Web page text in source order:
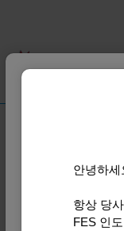
웹으로 전
출항일 포
안녕하세
항상 당
FES 인